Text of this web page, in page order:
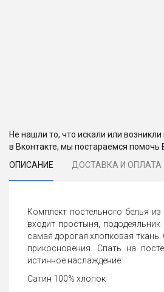
Не нашли то, что искали или
в Вконтакте, мы постараемся помочь
ОПИСАНИЕ
ДОСТАВКА И ОПЛАТА
Комплект постельного белья
входит простыня,
самая дорогая хлопковая
прикосновения. Спать на
истинное наслаждение.
Сатин 100% хлопок